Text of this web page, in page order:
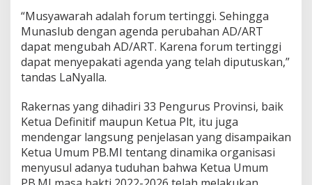
“Musyawarah adalah forum tertinggi. Sehingga
Munaslub dengan agenda perubahan AD/ART
dapat mengubah AD/ART. Karena forum tertinggi
dapat menyepakati agenda yang telah diputuskan,”
tandas LaNyalla.
Rakernas yang dihadiri 33 Pengurus Provinsi, baik
Ketua Definitif maupun Ketua Plt, itu juga
mendengar langsung penjelasan yang disampaikan
Ketua Umum PB.MI tentang dinamika organisasi
menyusul adanya tuduhan bahwa Ketua Umum